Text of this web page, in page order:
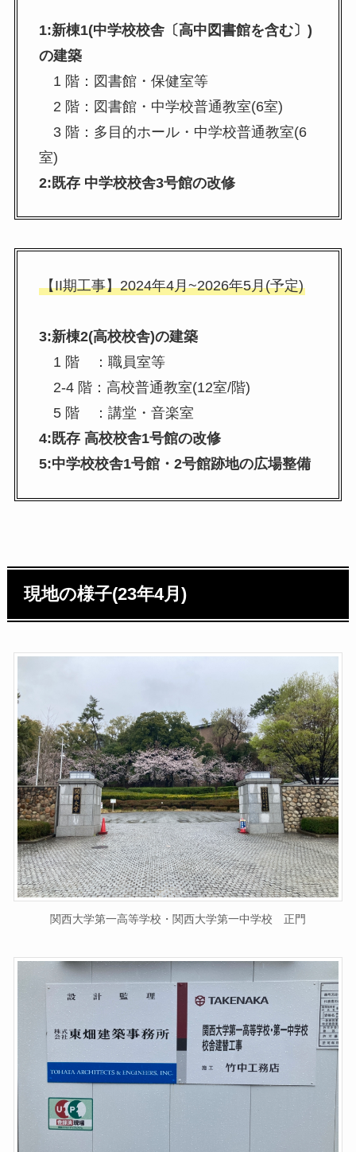
1:新棟1(中学校校舎〔高中図書館を含む〕)
の建築
1 階：図書館・保健室等
2 階：図書館・中学校普通教室(6室)
3 階：多目的ホール・中学校普通教室(6
室)
2:既存 中学校校舎3号館の改修
【II期工事】2024年4月~2026年5月(予定)
3:新棟2(高校校舎)の建築
1 階 ：職員室等
2-4 階：高校普通教室(12室/階)
5 階 ：講堂・音楽室
4:既存 高校校舎1号館の改修
5:中学校校舎1号館・2号館跡地の広場整備
現地の様子(23年4月)
関西大学第一高等学校・関西大学第一中学校 正門